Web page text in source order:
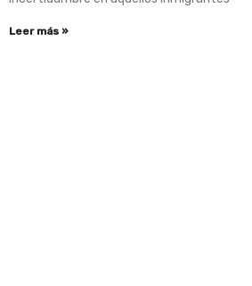
Leer más »